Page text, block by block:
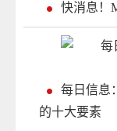
快消息！
每日信息
的十大要素